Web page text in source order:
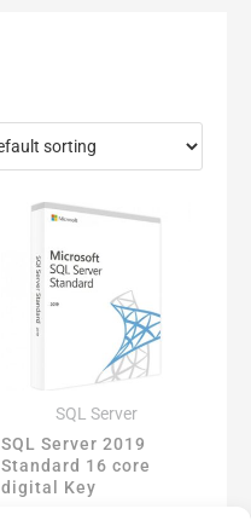
SQL Server
SQL Server 2019
Standard 16 core
digital Key